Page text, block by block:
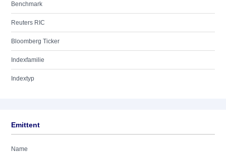
Benchmark
Reuters RIC
Bloomberg Ticker
Indexfamilie
Indextyp
Emittent
Name